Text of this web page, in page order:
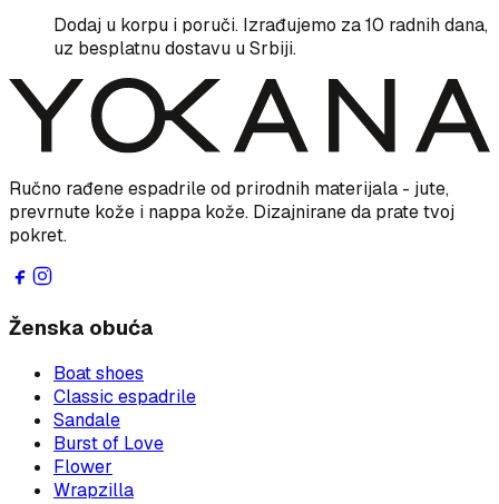
Dodaj u korpu i poruči. Izrađujemo za 10 radnih dana,
uz besplatnu dostavu u Srbiji.
Ručno rađene espadrile od prirodnih materijala - jute,
prevrnute kože i nappa kože. Dizajnirane da prate tvoj
pokret.
Ženska obuća
Boat shoes
Classic espadrile
Sandale
Burst of Love
Flower
Wrapzilla